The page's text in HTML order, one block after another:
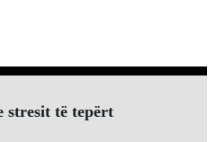
stresit të tepërt